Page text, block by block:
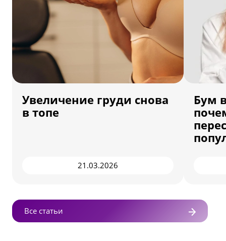
Увеличение груди снова
в топе
21.03.2026
Бум
Все статьи